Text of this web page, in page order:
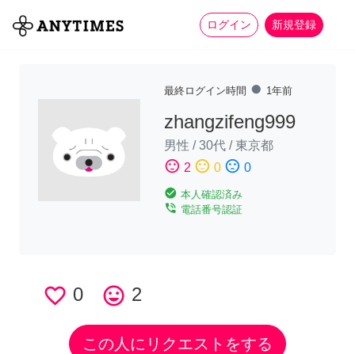
ログイン 新規登録
全て 家事 more_horiz
最終ログイン時間 fiber_manual_record 1年前
zhangzifeng999
男性 /30代 /東京都
sentiment_satisfied 2 sentiment_neutral 0 sentiment_dissatisfied 0
check_circle 本人確認済み
phone_in_talk 電話番号認証
favorite_border 0 tag_faces 2
この人にリクエストをする